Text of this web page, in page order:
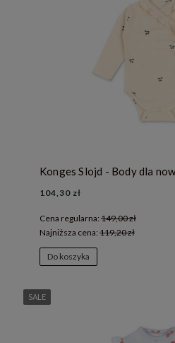
104,30 zł
Cena regularna: 149,00 zł
Najniższa cena: 119,20 zł
Do koszyka
SALE